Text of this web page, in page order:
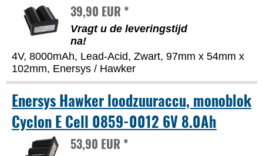
39,90 EUR *
Vragt u de leveringstijd
na!
4V, 8000mAh, Lead-Acid, Zwart, 97mm x 54mm x
102mm, Enersys / Hawker
Enersys Hawker loodzuuraccu, monoblok
Cyclon E Cell 0859-0012 6V 8.0Ah
53,90 EUR *